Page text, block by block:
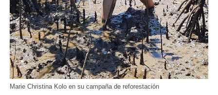
Marie Christina Kolo en su campaña de reforestación